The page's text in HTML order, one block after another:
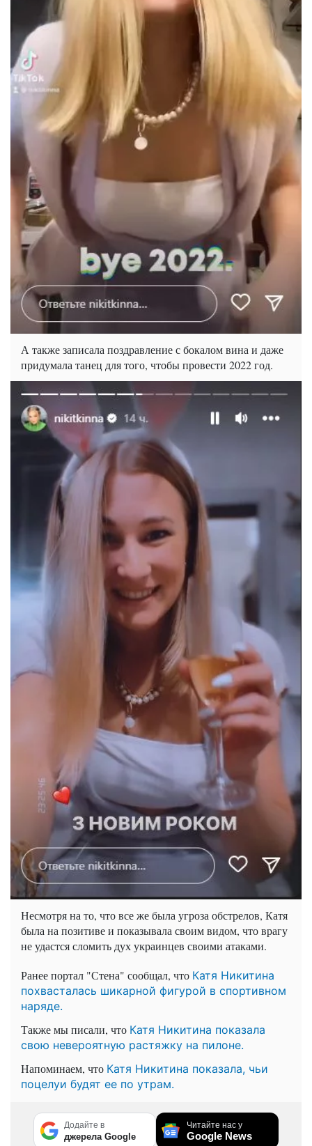
А также записала поздравление с бокалом вина и даже
придумала танец для того, чтобы провести 2022 год.
Несмотря на то, что все же была угроза обстрелов, Катя
была на позитиве и показывала своим видом, что врагу
не удастся сломить дух украинцев своими атаками.
Ранее портал "Стена" сообщал, что Катя Никитина
похвасталась шикарной фигурой в спортивном
наряде.
Также мы писали, что Катя Никитина показала
свою невероятную растяжку на пилоне.
Напоминаем, что Катя Никитина показала, чьи
поцелуи будят ее по утрам.
Додайте в
джерела Google
Читайте нас у
Google News